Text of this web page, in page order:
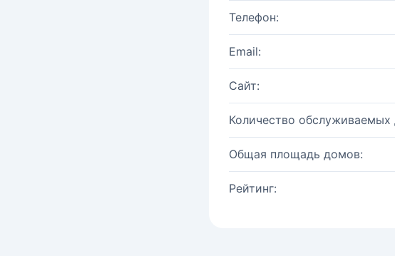
Телефон:
Email:
Сайт:
Количество обслуживаемых
Общая площадь домов:
Рейтинг: